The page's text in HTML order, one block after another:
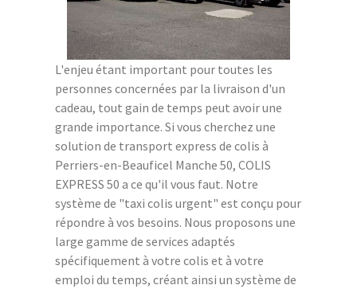
L'enjeu étant important pour toutes les
personnes concernées par la livraison d'un
cadeau, tout gain de temps peut avoir une
grande importance. Si vous cherchez une
solution de transport express de colis à
Perriers-en-Beauficel Manche 50, COLIS
EXPRESS 50 a ce qu'il vous faut. Notre
système de "taxi colis urgent" est conçu pour
répondre à vos besoins. Nous proposons une
large gamme de services adaptés
spécifiquement à votre colis et à votre
emploi du temps, créant ainsi un système de